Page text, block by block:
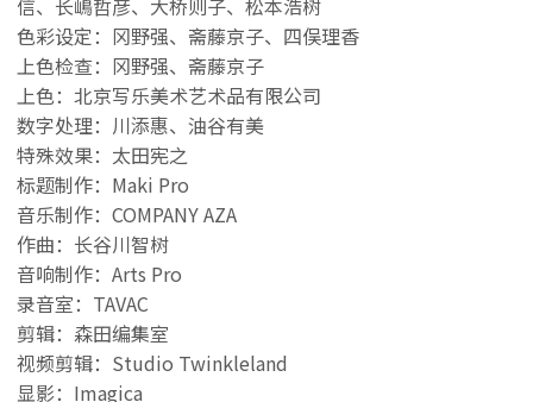
色彩设定：冈野强、斋藤京子、四俣理香
上色检查：冈野强、斋藤京子
上色：北京写乐美术艺术品有限公司
数字处理：川添惠、油谷有美
特殊效果：太田宪之
标题制作：Maki Pro
音乐制作：COMPANY AZA
作曲：长谷川智树
音响制作：Arts Pro
录音室：TAVAC
剪辑：森田编集室
视频剪辑：Studio Twinkleland
显影：Imagica